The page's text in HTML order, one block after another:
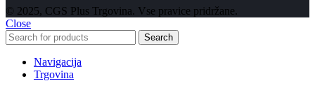
© 2025, CGS Plus Trgovina. Vse pravice pridržane.
Close
Search
Navigacija
Trgovina